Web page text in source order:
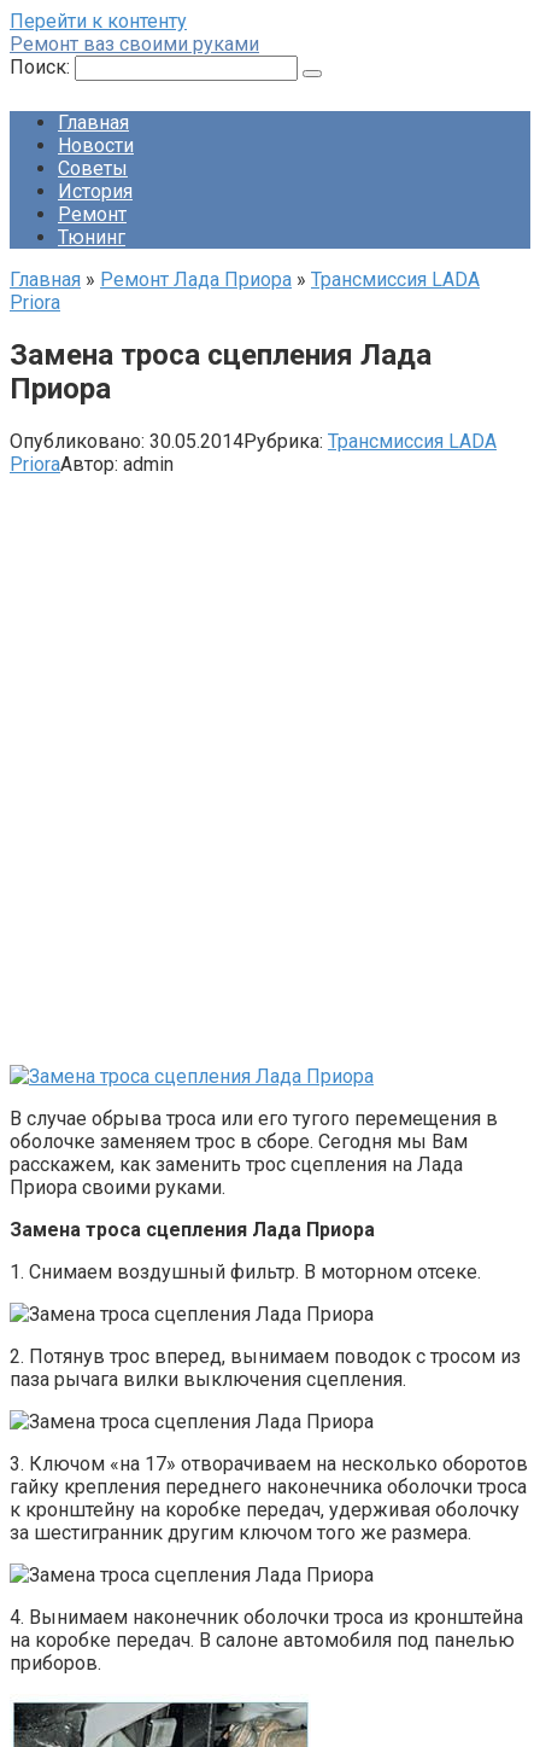
Перейти к контенту
Ремонт ваз своими руками
Поиск:
Главная
Новости
Советы
История
Ремонт
Тюнинг
Главная » Ремонт Лада Приора » Трансмиссия LADA
Priora
Замена троса сцепления Лада
Приора
Опубликовано: 30.05.2014Рубрика: Трансмиссия LADA
PrioraАвтор: admin
В случае обрыва троса или его тугого перемещения в
оболочке заменяем трос в сборе. Сегодня мы Вам
расскажем, как заменить трос сцепления на Лада
Приора своими руками.
Замена троса сцепления Лада Приора
1. Снимаем воздушный фильтр. В моторном отсеке.
2. Потянув трос вперед, вынимаем поводок с тросом из
паза рычага вилки выключения сцепления.
3. Ключом «на 17» отворачиваем на несколько оборотов
гайку крепления переднего наконечника оболочки троса
к кронштейну на коробке передач, удерживая оболочку
за шестигранник другим ключом того же размера.
4. Вынимаем наконечник оболочки троса из кронштейна
на коробке передач. В салоне автомобиля под панелью
приборов.